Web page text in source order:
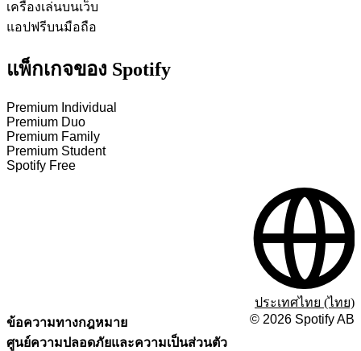
เครื่องเล่นบนเว็บ
แอปฟรีบนมือถือ
แพ็กเกจของ Spotify
Premium Individual
Premium Duo
Premium Family
Premium Student
Spotify Free
ข้อความทางกฎหมาย
ศูนย์ความปลอดภัยและความเป็นส่วนตัว
© 2026 Spotify AB
ประเทศไทย (ไทย)